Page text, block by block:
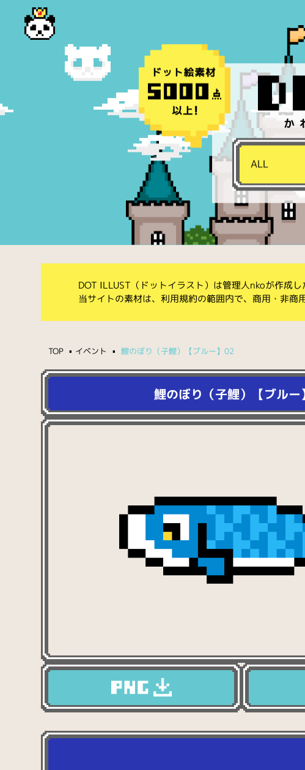
か
DOT ILLUST（ドットイラスト）は管理人nkoが作成
当サイトの素材は、利用規約の範囲内で、商用・非
TOP イベント 鯉のぼり（子鯉）【ブルー】02
鯉のぼり（子鯉）【ブル